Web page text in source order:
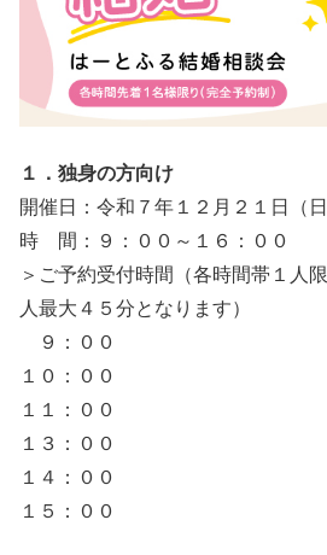
１．独身の方向け
開催日：令和７年１２月２１日（日
時 間：９：００～１６：００
＞ご予約受付時間（各時間帯１人
人最大４５分となります）
９：００
１０：００
１１：００
１３：００
１４：００
１５：００